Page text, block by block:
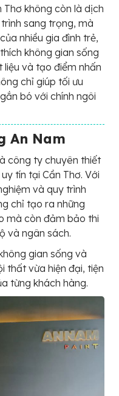
Thơ không còn là dịch
sang trọng, mà
nhiều gia đình trẻ,
không gian sống
liệu và tạo điểm nhấn
chỉ giúp tối ưu
bó với chính ngôi
An Nam
công ty chuyên thiết
tín tại Cần Thơ. Với
và quy trình
chỉ tạo ra những
mà còn đảm bảo thi
và ngân sách.
gian sống và
thất vừa hiện đại, tiện
từng khách hàng.